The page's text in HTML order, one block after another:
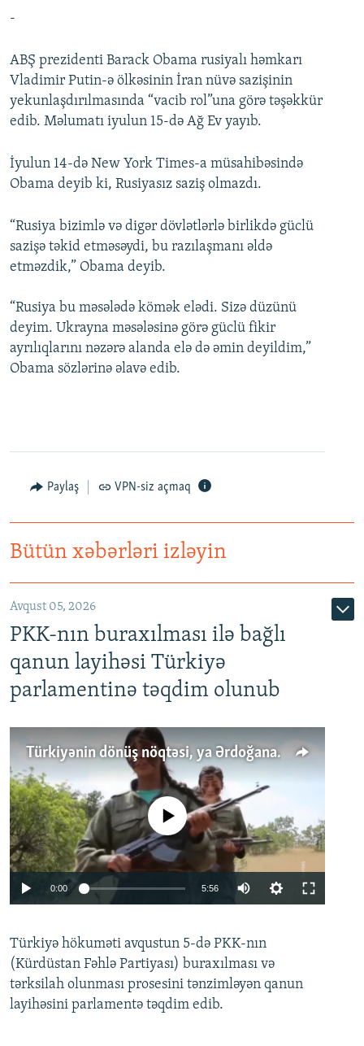
XƏBƏR BÜLLETENLƏRIMIZ
-
ABŞ prezidenti Barack Obama rusiyalı həmkarı
Vladimir Putin-ə ölkəsinin İran nüvə sazişinin
yekunlaşdırılmasında “vacib rol”una görə təşəkkür
edib. Məlumatı iyulun 15-də Ağ Ev yayıb.
İyulun 14-də New York Times-a müsahibəsində
Obama deyib ki, Rusiyasız saziş olmazdı.
“Rusiya bizimlə və digər dövlətlərlə birlikdə güclü
sazişə təkid etməsəydi, bu razılaşmanı əldə
etməzdik,” Obama deyib.
“Rusiya bu məsələdə kömək elədi. Sizə düzünü
deyim. Ukrayna məsələsinə görə güclü fikir
ayrılıqlarını nəzərə alanda elə də əmin deyildim,”
Obama sözlərinə əlavə edib.
Paylaş VPN-siz açmaq
Bütün xəbərləri izləyin
Avqust 05, 2026
PKK-nın buraxılması ilə bağlı
qanun layihəsi Türkiyə
parlamentinə təqdim olunub
Türkiyənin dönüş nöqtəsi, ya Ərdoğana üçüncü şans: PKK ilə qəfil barışıq nə deməkdir?
Auto 240p 360p 480p
720p 1080p
No media source currently available
0:00 5:56
360p
480p
Türkiyə hökuməti avqustun 5-də PKK-nın
(Kürdüstan Fəhlə Partiyası) buraxılması və
tərksilah olunması prosesini tənzimləyən qanun
layihəsini parlamentə təqdim edib.